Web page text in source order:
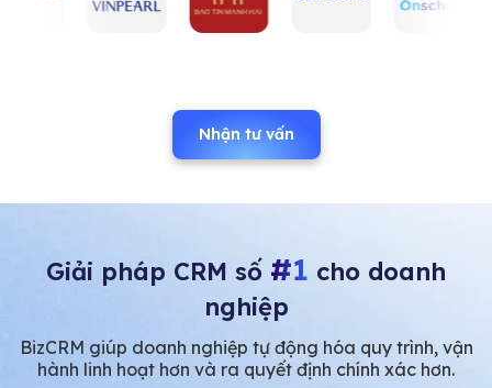
Nhận tư vấn
Giải pháp CRM số #1 cho doanh
nghiệp
BizCRM giúp doanh nghiệp tự động hóa quy trình, vận
hành linh hoạt hơn và ra quyết định chính xác hơn.